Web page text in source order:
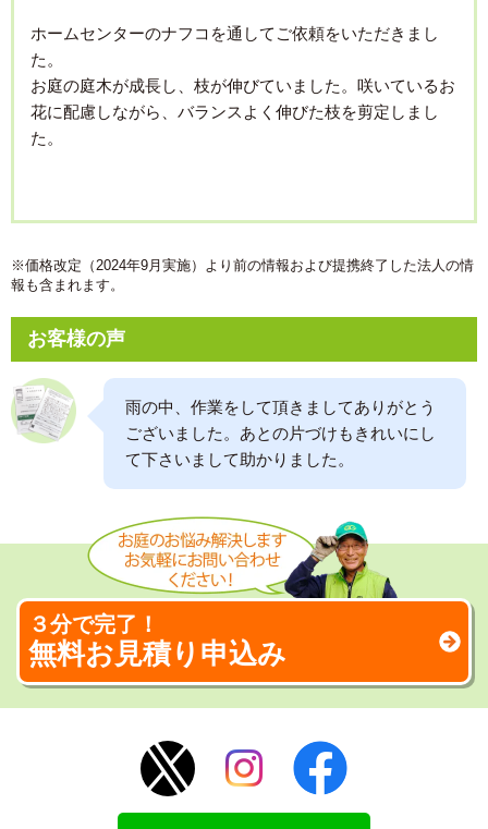
ホームセンターのナフコを通してご依頼をいただきまし
た。
お庭の庭木が成長し、枝が伸びていました。咲いているお
花に配慮しながら、バランスよく伸びた枝を剪定しまし
た。
※価格改定（2024年9月実施）より前の情報および提携終了した法人の情
報も含まれます。
お客様の声
雨の中、作業をして頂きましてありがとう
ございました。あとの片づけもきれいにし
て下さいまして助かりました。
３分で完了！
無料お見積り申込み